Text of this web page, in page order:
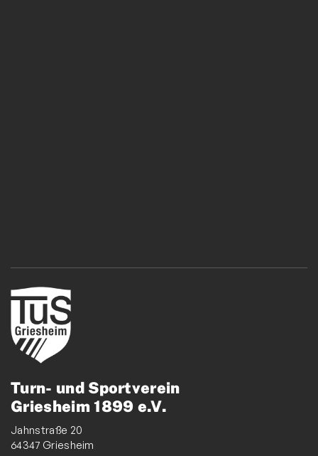
Turn- und Sportverein
Griesheim 1899 e.V.
Jahnstraße 20
64347 Griesheim